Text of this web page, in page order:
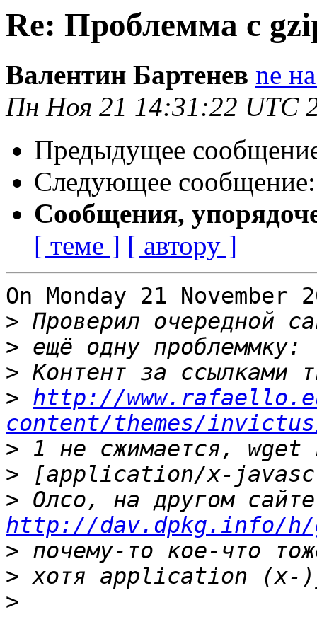
Re: Проблемма с
Валентин Бартенев ne
Пн Ноя 21 14:31:22 UTC
Предыдущее
Следующее
Сообщения,
[ теме ] [ автору ]
On Monday 21
>
>
>
> http://
content/themes/
>
>
>
http://dav.dpkg.info/h/
>
>
>